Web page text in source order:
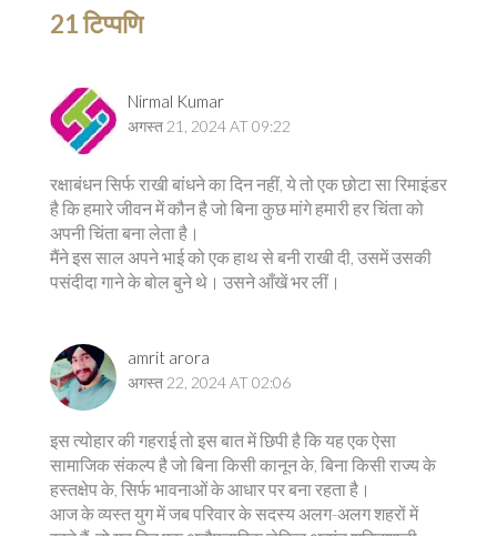
21 टिप्पणि
Nirmal Kumar
अगस्त 21, 2024 AT 09:22
रक्षाबंधन सिर्फ राखी बांधने का दिन नहीं, ये तो एक छोटा सा रिमाइंडर
है कि हमारे जीवन में कौन है जो बिना कुछ मांगे हमारी हर चिंता को
अपनी चिंता बना लेता है।
मैंने इस साल अपने भाई को एक हाथ से बनी राखी दी, उसमें उसकी
पसंदीदा गाने के बोल बुने थे। उसने आँखें भर लीं।
amrit arora
अगस्त 22, 2024 AT 02:06
इस त्योहार की गहराई तो इस बात में छिपी है कि यह एक ऐसा
सामाजिक संकल्प है जो बिना किसी कानून के, बिना किसी राज्य के
हस्तक्षेप के, सिर्फ भावनाओं के आधार पर बना रहता है।
आज के व्यस्त युग में जब परिवार के सदस्य अलग-अलग शहरों में